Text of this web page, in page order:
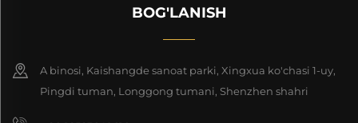
BOG'LANISH
A binosi, Kaishangde sanoat parki, Xingxua ko'chasi 1-uy,
Pingdi tuman, Longgong tumani, Shenzhen shahri